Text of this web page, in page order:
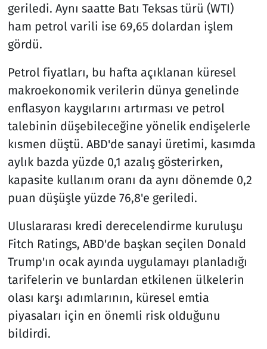
geriledi. Aynı saatte Batı Teksas türü (WTI)
ham petrol varili ise 69,65 dolardan işlem
gördü.
Petrol fiyatları, bu hafta açıklanan küresel
makroekonomik verilerin dünya genelinde
enflasyon kaygılarını artırması ve petrol
talebinin düşebileceğine yönelik endişelerle
kısmen düştü. ABD'de sanayi üretimi, kasımda
aylık bazda yüzde 0,1 azalış gösterirken,
kapasite kullanım oranı da aynı dönemde 0,2
puan düşüşle yüzde 76,8'e geriledi.
Uluslararası kredi derecelendirme kuruluşu
Fitch Ratings, ABD'de başkan seçilen Donald
Trump'ın ocak ayında uygulamayı planladığı
tarifelerin ve bunlardan etkilenen ülkelerin
olası karşı adımlarının, küresel emtia
piyasaları için en önemli risk olduğunu
bildirdi.
Teknoloji ve Bilim
Televizyon